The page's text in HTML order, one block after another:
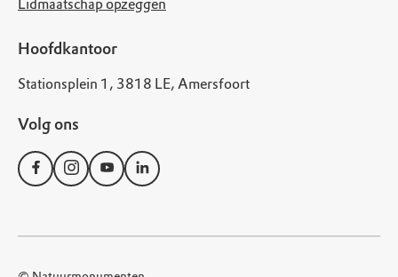
Lidmaatschap opzeggen
Hoofdkantoor
Stationsplein 1, 3818 LE, Amersfoort
Volg ons